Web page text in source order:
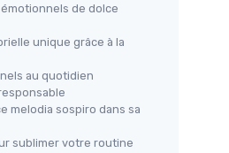
de dolce
unique grâce à la
au quotidien
melodia sospiro dans sa
sublimer votre routine